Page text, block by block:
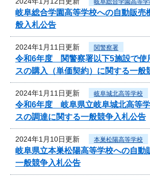
岐阜総合学園高等
岐阜総合学園高等学校への自動販売
般入札公告
2024年1月11日更新 関警察署
令和6年度 関警察署以下5施設で使
スの購入（単価契約）に関する一般
2024年1月11日更新 岐阜城北高等学校
令和6年度 岐阜県立岐阜城北高等
スの調達に関する一般競争入札公告
2024年1月10日更新 本巣松陽高等学校
岐阜県立本巣松陽高等学校への自動
一般競争入札公告